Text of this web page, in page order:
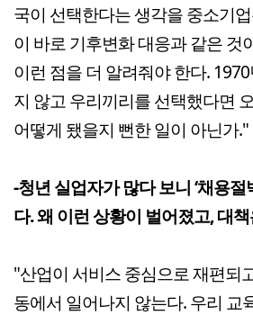
국이 선택한다는 생각을 중소기
이 바로 기후변화 대응과 같은 것
이런 점을 더 알려줘야 한다.
지 않고 우리끼리를 선택했다면
어떻게 됐을지 뻔한 일이 아닌가."
-청년 실업자가 많다 보니 ‘채용절
다. 왜 이런 상황이 벌어졌고, 대
"산업이 서비스 중심으로 재편되
동에서 일어나지 않는다. 우리 교